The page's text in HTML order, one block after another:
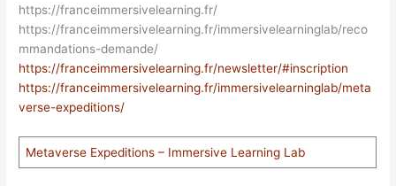
https://franceimmersivelearning.fr/
https://franceimmersivelearning.fr/immersivelearninglab/reco
mmandations-demande/
https://franceimmersivelearning.fr/newsletter/#inscription
https://franceimmersivelearning.fr/immersivelearninglab/meta
verse-expeditions/
Metaverse Expeditions – Immersive Learning Lab